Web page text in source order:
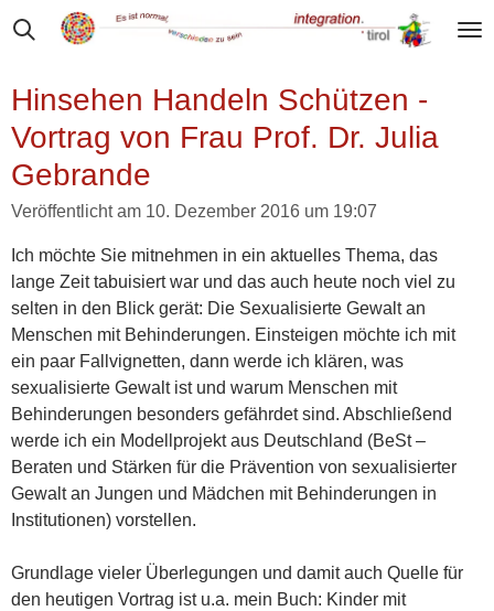
Zum
Hauptinhalt
Hinsehen Handeln Schützen -
Vortrag von Frau Prof. Dr. Julia
Gebrande
Veröffentlicht am 10. Dezember 2016 um 19:07
Ich möchte Sie mitnehmen in ein aktuelles Thema, das
lange Zeit tabuisiert war und das auch heute noch viel zu
selten in den Blick gerät: Die Sexualisierte Gewalt an
Menschen mit Behinderungen. Einsteigen möchte ich mit
ein paar Fallvignetten, dann werde ich klären, was
sexualisierte Gewalt ist und warum Menschen mit
Behinderungen besonders gefährdet sind. Abschließend
werde ich ein Modellprojekt aus Deutschland (BeSt –
Beraten und Stärken für die Prävention von sexualisierter
Gewalt an Jungen und Mädchen mit Behinderungen in
Institutionen) vorstellen.
Grundlage vieler Überlegungen und damit auch Quelle für
den heutigen Vortrag ist u.a. mein Buch: Kinder mit